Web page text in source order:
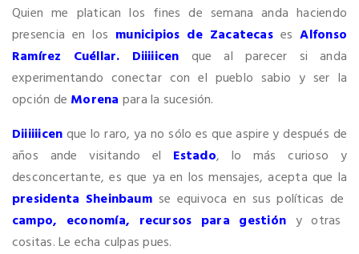
Quien me platican los fines de semana anda haciendo
presencia en los municipios de ZacatecasesAlfonso
Ramírez Cuéllar. Diiiiicen que al parecer si anda
experimentando conectar con el pueblo sabio y ser la
opción de Morena para la sucesión.
Diiiiiicenque lo raro, ya no sólo es que aspire y después de
años ande visitando el Estado, lo más curioso y
desconcertante, es que ya en los mensajes, acepta que la
presidenta Sheinbaumse equivoca en sus políticas de
campo, economía, recursos para gestión y otras
cositas. Le echa culpas pues.